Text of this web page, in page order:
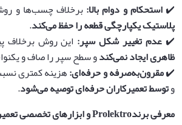
✔️استحکام و دوام بالا:برخلاف چسب‌ها و
پلاستیک یکپارچگی قطعه را حفظ می‌کند.
✔️عدم تغییر شکل سپر: این روش برخلاف
ظاهری ایجاد نمی‌کندو سطح سپر را صاف و
✔️مقرون‌به‌صرفه و حرفه‌ای:هزینه کمتری
وتوسط تعمیرکاران حرفه‌ای توصیه می‌شود.
معرفی برندProlektroو ابزارهای تخصصی